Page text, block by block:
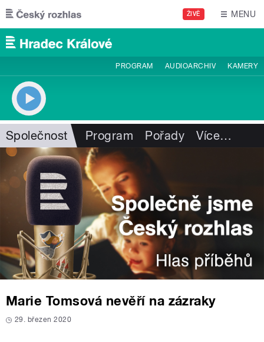
Přejít k hlavnímu obsahu
ŽIVĚ MENU
PROGRAM AUDIOARCHIV KAMERY
Společnost Program Pořady Více…
Marie Tomsová nevěří na zázraky
29. březen 2020